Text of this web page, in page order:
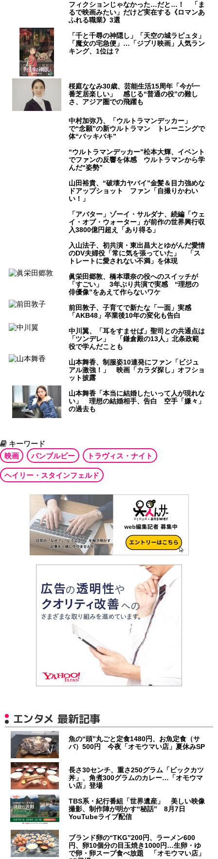
フィクションじゃなかった…だと…！ 「ま
るで映画みたい」だけど実在する《ロマンあ
ふれる職業》3選
「千と千尋の神隠し」「天空の城ラピュタ」
「魔女の宅急便」…「ジブリ映画」人気ラン
キング、1位は？
桜庭ななみ30歳、芸能生活15周年「今が一
番芝居楽しい」 感じる“普通の役”の難し
さ、アジア圏での飛躍も
中村加弥乃、「ウルトラマンデッカー」
で“念願”の新ウルトラマン トレーニングで
体“バッキバキ”
“ウルトラマンデッカー”松本大輝、イベント
でファンの反響を体感 ウルトラマンから学
んだ“姿勢”
山田裕貴、“破壊力ヤバイ”金髪＆目力強めな
ドアップショット ファン「自撮りかわい
い！」
「アバター」ゾーイ・サルダナ、続編「ウェ
イ・オブ・ウォーター」が前作の世界興行収
入3800億円超え「あり得る」
入山法子、初共演・東出昌大とゆがんだ愛情
のDV夫婦役「常に気を張っていた」 「ス
トレートに愛されない不満」を体現
眞栄田郷敦、橋本環奈の役へのスイッチが
「すごい」 3年ぶり共演で実感 “理想の
俳優像”をあえて作らないワケ
前田敦子、子育てで新たな「一面」実感
「AKB48」卒業後10年の変化も告白
中川翼、「耳をすませば」聖司との共通点は
「ツンデレ」 「鎌倉殿の13人」北条政範
役で学んだことも
山本舞香、制服姿10連発にファン「ビジュ
アル激強！」 映画「カラダ探し」オフショ
ット披露
山本舞香「本当に結婚したいって人が現れな
い」 理想の結婚相手、告白 空手「嫌々」
の過去も
キーワード
映画
バンブルビー トラヴィス・ナイト
ヘイリー・スタインフェルド
エンタメ 最新記事
魚の“頭”丸ごと定食1480円、お魚定食（サ
バ）500円 今夜「オモウマい店」夏休みSP
長さ30センチ、重さ250グラム「ビックカツ
丼」、角煮300グラムのカレー…「オモウマ
い店」登場
TBS系・紀行番組「世界遺産」 美しい映像
撮影、制作陣が明かす“秘話” 8月7日
YouTubeライブ配信
ブランド卵の“TKG”200円、ラーメン600
円、卵10個分の目玉焼き1000円…生卵・ゆ
で卵・卵スープ食べ放題 「オモウマい店」